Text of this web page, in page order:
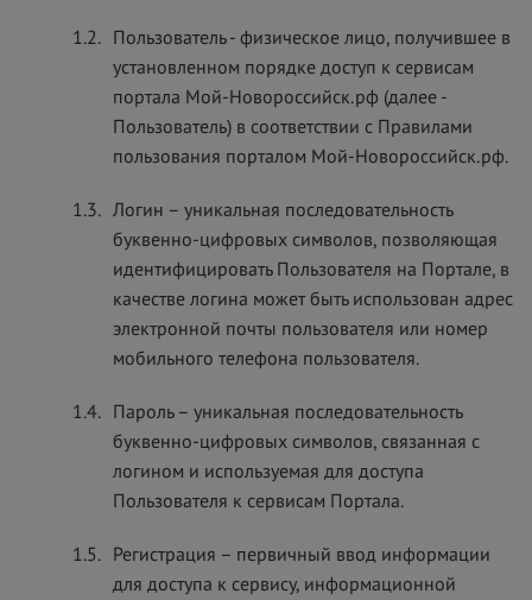
1.2. Пользователь - физическое лицо, получившее в
установленном порядке доступ к сервисам
портала Мой-Новороссийск.рф (далее -
Пользователь) в соответствии с Правилами
пользования порталом Мой-Новороссийск.рф.
1.3. Логин – уникальная последовательность
буквенно-цифровых символов, позволяющая
идентифицировать Пользователя на Портале, в
качестве логина может быть использован адрес
электронной почты пользователя или номер
мобильного телефона пользователя.
1.4. Пароль – уникальная последовательность
буквенно-цифровых символов, связанная с
логином и используемая для доступа
Пользователя к сервисам Портала.
1.5. Регистрация – первичный ввод информации
для доступа к сервису, информационной